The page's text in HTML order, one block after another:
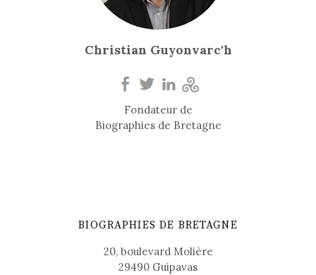
Christian Guyonvarc'h
Fondateur de
Biographies de Bretagne
BIOGRAPHIES DE BRETAGNE
20, boulevard Molière
29490 Guipavas